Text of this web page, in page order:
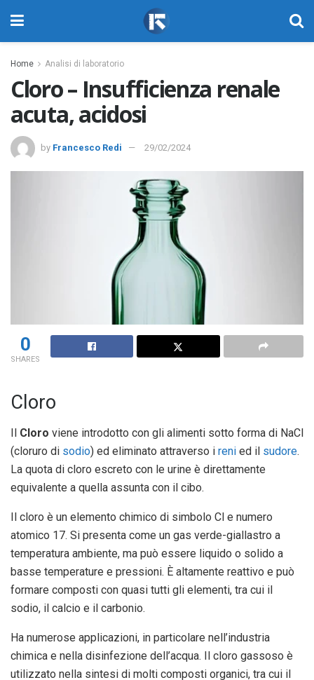
Home Analisi di laboratorio
Cloro – Insufficienza renale
acuta, acidosi
by Francesco Redi 29/02/2024
0
SHARES
Cloro
Cloro viene introdotto con gli alimenti sotto forma di NaCl
(cloruro di sodio) ed eliminato attraverso i reni ed il sudore.
La quota di cloro escreto con le urine è direttamente
equivalente a quella assunta con il cibo.
Il cloro è un elemento chimico di simbolo Cl e numero
atomico 17. Si presenta come un gas verde-giallastro a
temperatura ambiente, ma può essere liquido o solido a
basse temperature e pressioni. È altamente reattivo e può
formare composti con quasi tutti gli elementi, tra cui il
sodio, il calcio e il carbonio.
Ha numerose applicazioni, in particolare nell’industria
chimica e nella disinfezione dell’acqua. Il cloro gassoso è
utilizzato nella sintesi di molti composti organici, tra cui il